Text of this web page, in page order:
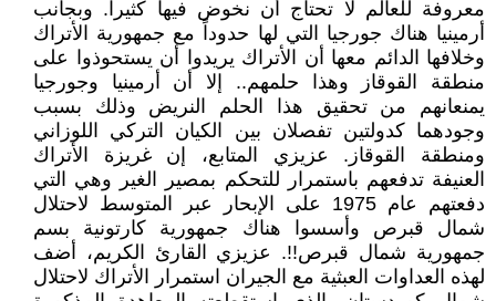
معروفة للعالم لا تحتاج أن نخوض فيها كثيراً. وبجانب
أرمينيا هناك جورجيا التي لها حدوداً مع جمهورية الأتراك
وخلافها الدائم معها أن الأتراك يريدوا أن يستحوذوا على
منطقة القوقاز وهذا حلمهم.. إلا أن أرمينيا وجورجيا
يمنعانهم من تحقيق هذا الحلم النريض وذلك بسبب
وجودهما كدولتين تفصلان بين الكيان التركي اللوزاني
ومنطقة القوقاز. عزيزي المتابع، إن غريزة الأتراك
العنيفة تدفعهم باستمرار للتحكم بمصير الغير وهي التي
دفعتهم عام 1975 على الإبحار عبر المتوسط لاحتلال
شمال قبرص وأسسوا هناك جمهورية كارتونية بسم
جمهورية شمال قبرص!!. عزيزي القارئ الكريم، أضف
لهذه العداوات العبثية مع الجيران استمرار الأتراك لاحتلال